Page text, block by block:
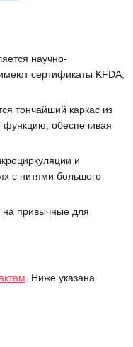
научно-
сертификаты KFDA,
тончайший каркас из
функцию, обеспечивая
и
с нитями большого
на привычные для
. Ниже указана